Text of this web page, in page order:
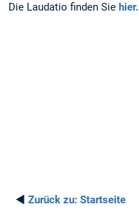
Die Laudatio finden Sie hier.
◄ Zurück zu: Startseite